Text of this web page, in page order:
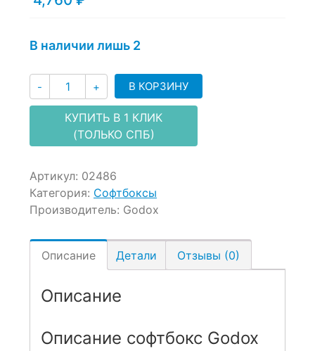
В наличии лишь 2
- Количество
+ В КОРЗИНУ
КУПИТЬ В 1 КЛИК
(ТОЛЬКО СПБ)
Артикул: 02486
Категория: Софтбоксы
Производитель: Godox
Описание Детали Отзывы (0)
Описание
Описание софтбокс Godox